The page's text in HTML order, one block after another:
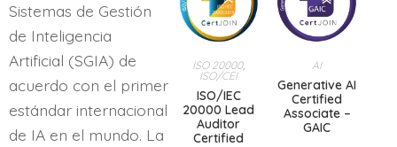
Sistemas de Gestión
de Inteligencia
Artificial (SGIA) de
acuerdo con el primer
estándar internacional
de IA en el mundo. La
ISO 20000,
ISO/CEI
ISO/IEC
20000 Lead
Auditor
Certified
AI
Generative AI
Certified
Associate –
GAIC